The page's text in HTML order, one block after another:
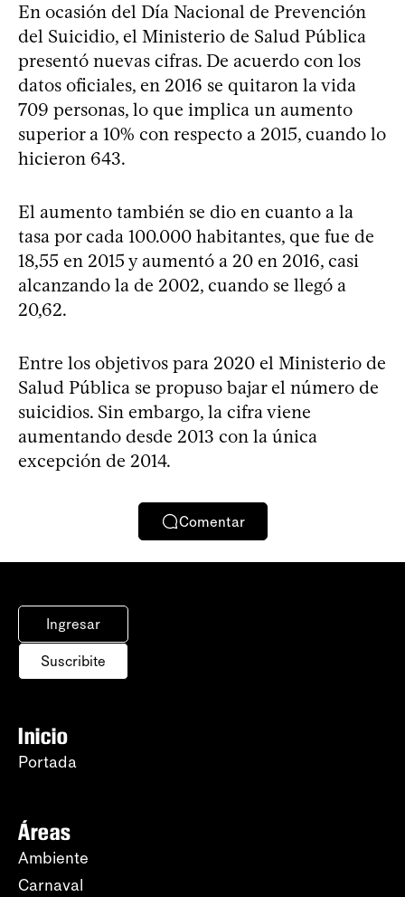
En ocasión del Día Nacional de Prevención
del Suicidio, el Ministerio de Salud Pública
presentó nuevas cifras. De acuerdo con los
datos oficiales, en 2016 se quitaron la vida
709 personas, lo que implica un aumento
superior a 10% con respecto a 2015, cuando lo
hicieron 643.
El aumento también se dio en cuanto a la
tasa por cada 100.000 habitantes, que fue de
18,55 en 2015 y aumentó a 20 en 2016, casi
alcanzando la de 2002, cuando se llegó a
20,62.
Entre los objetivos para 2020 el Ministerio de
Salud Pública se propuso bajar el número de
suicidios. Sin embargo, la cifra viene
aumentando desde 2013 con la única
excepción de 2014.
Comentar
Ingresar
Suscribite
Inicio
Portada
Áreas
Ambiente
Carnaval